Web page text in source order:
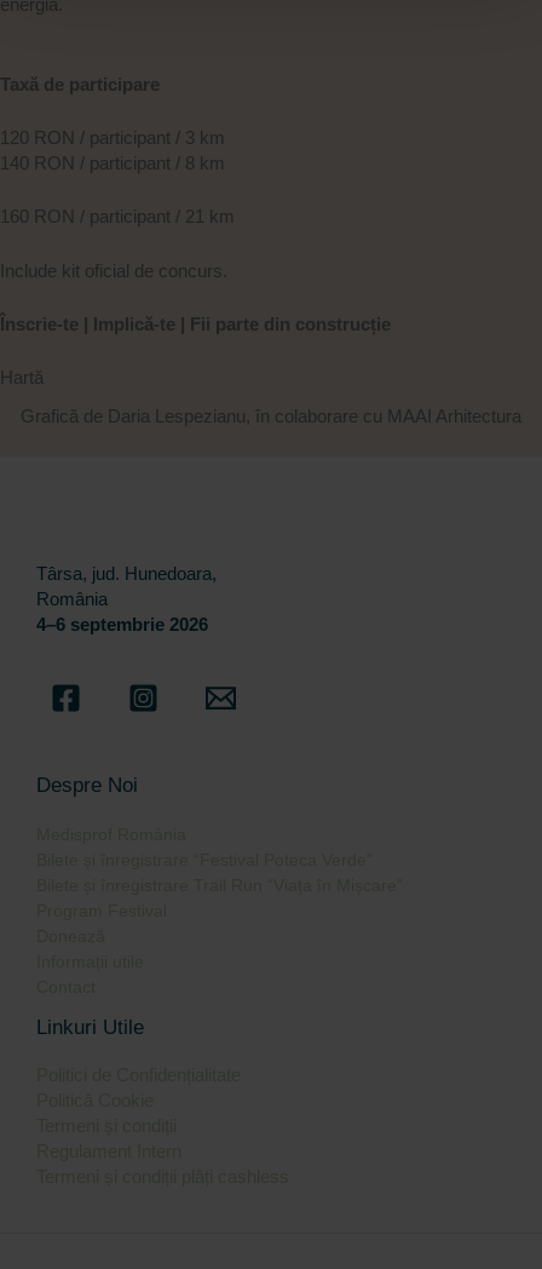
energia.
Taxă de participare
120 RON / participant / 3 km
140 RON / participant / 8 km
160 RON / participant / 21 km
Include kit oficial de concurs.
Înscrie-te | Implică-te | Fii parte din construcție
Hartă
Grafică de Daria Lespezianu, în colaborare cu MAAI Arhitectura
Târsa, jud. Hunedoara,
România
4–6 septembrie 2026
Despre Noi
Linkuri Utile